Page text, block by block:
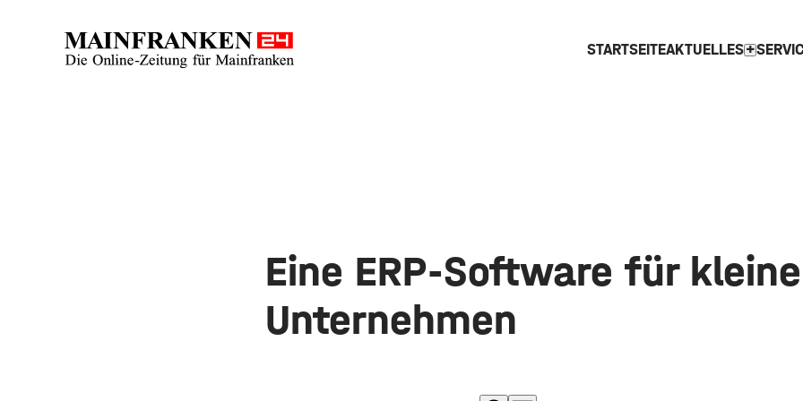
STARTSEITEAKTUELLESexpand_more
Eine ERP-Software für kleine
Unternehmen